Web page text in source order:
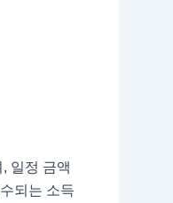
일정 금액
되는 소득